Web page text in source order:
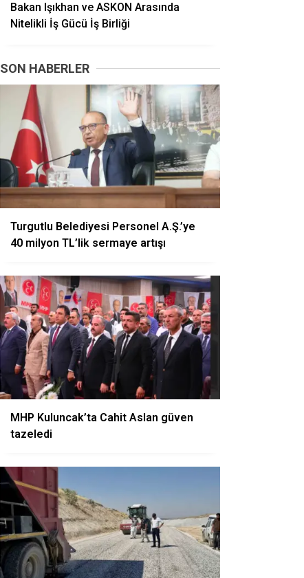
Bakan Işıkhan ve ASKON Arasında
Nitelikli İş Gücü İş Birliği
SON HABERLER
Turgutlu Belediyesi Personel A.Ş.’ye
40 milyon TL’lik sermaye artışı
MHP Kuluncak’ta Cahit Aslan güven
tazeledi